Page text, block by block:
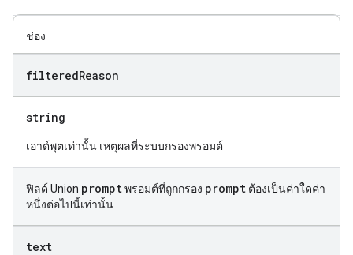
ช่อง
filteredReason
string
เอาต์พุตเท่านั้น เหตุผลที่ระบบกรองพรอมต์
ฟิลด์ Union promptพรอมต์ที่ถูกกรอง prompt ต้องเป็นค่าใดค่า
หนึ่งต่อไปนี้เท่านั้น
text